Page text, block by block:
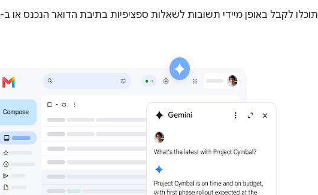
תוכלו לקבל באופן מיידי תשובות לשאלות ספציפיות בתיבת הדואר הנכנס או ב-